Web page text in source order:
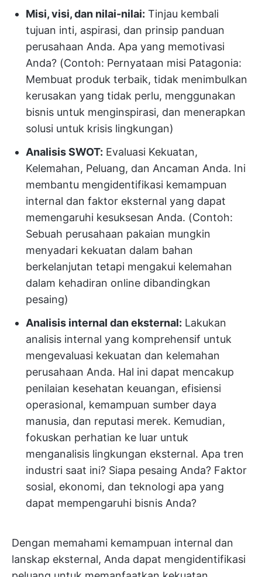
Misi, visi, dan nilai-nilai: Tinjau kembali
tujuan inti, aspirasi, dan prinsip panduan
perusahaan Anda. Apa yang memotivasi
Anda? (Contoh: Pernyataan misi Patagonia:
Membuat produk terbaik, tidak menimbulkan
kerusakan yang tidak perlu, menggunakan
bisnis untuk menginspirasi, dan menerapkan
solusi untuk krisis lingkungan)
Analisis SWOT: Evaluasi Kekuatan,
Kelemahan, Peluang, dan Ancaman Anda. Ini
membantu mengidentifikasi kemampuan
internal dan faktor eksternal yang dapat
memengaruhi kesuksesan Anda. (Contoh:
Sebuah perusahaan pakaian mungkin
menyadari kekuatan dalam bahan
berkelanjutan tetapi mengakui kelemahan
dalam kehadiran online dibandingkan
pesaing)
Analisis internal dan eksternal: Lakukan
analisis internal yang komprehensif untuk
mengevaluasi kekuatan dan kelemahan
perusahaan Anda. Hal ini dapat mencakup
penilaian kesehatan keuangan, efisiensi
operasional, kemampuan sumber daya
manusia, dan reputasi merek. Kemudian,
fokuskan perhatian ke luar untuk
menganalisis lingkungan eksternal. Apa tren
industri saat ini? Siapa pesaing Anda? Faktor
sosial, ekonomi, dan teknologi apa yang
dapat mempengaruhi bisnis Anda?
Dengan memahami kemampuan internal dan
lanskap eksternal, Anda dapat mengidentifikasi